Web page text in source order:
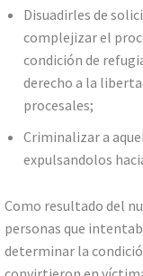
Disuadirles de
complejizar el
condición de
derecho a la
procesales;
Criminalizar a
expulsandolos
Como resultado del
personas que
determinar la